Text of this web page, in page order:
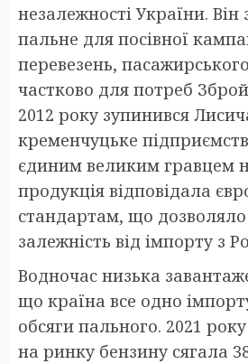
незалежності України. Він
пальне для посівної
перевезень,
частково для потреб
2012 року зупинився
кременчуцьке
єдиним великим гравцем
продукція відповідала
стандартам, що
залежність від імпорту з
Водночас низька
що країна все одно
обсяги пального. 2021
на ринку бензину сягала